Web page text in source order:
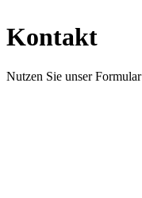
Kontakt
Nutzen Sie unser Formular